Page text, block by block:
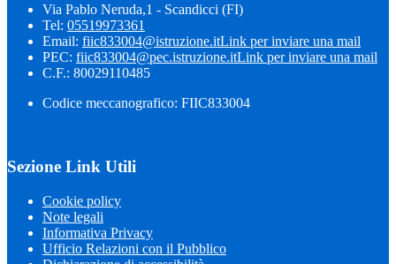
Via Pablo Neruda,1 - Scandicci (FI)
Tel: 05519973361
Email: fiic833004@istruzione.itLink per inviare una mail
PEC: fiic833004@pec.istruzione.itLink per inviare una mail
C.F.: 80029110485
Codice meccanografico: FIIC833004
Sezione Link Utili
Cookie policy
Note legali
Informativa Privacy
Ufficio Relazioni con il Pubblico